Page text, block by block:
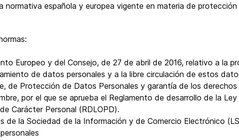
española y europea vigente en materia de
Europeo y del Consejo, de 27 de abril de 2016, relativo a la
de datos personales y a la libre circulación de estos
de Protección de Datos Personales y garantía de los
por el que se aprueba el Reglamento de desarrollo de la
Carácter Personal (RDLOPD).
de la Sociedad de la Información y de Comercio Electrónico